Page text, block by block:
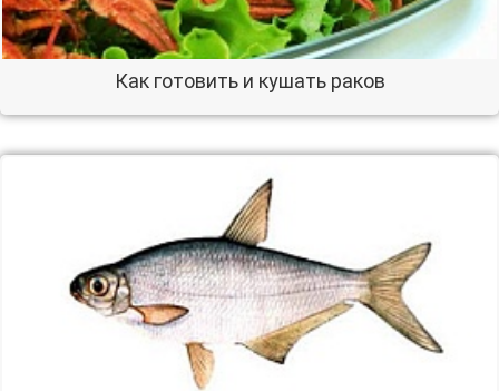
Как готовить и кушать раков